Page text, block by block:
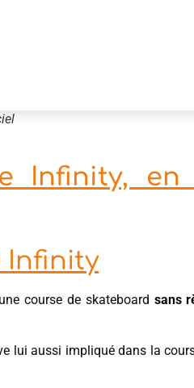
Infinity, en
Infinity
course de skateboard sans
lui aussi impliqué dans la